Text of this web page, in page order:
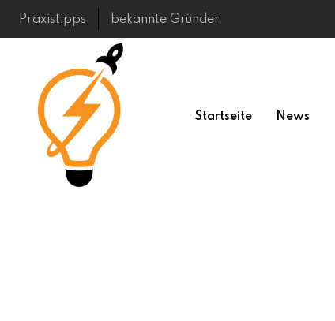
Skip
Praxistipps bekannte Gründer
Startseite News